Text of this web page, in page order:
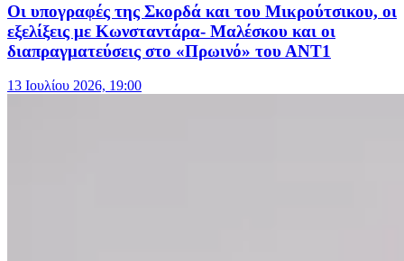
Οι υπογραφές της Σκορδά και του Μικρούτσικου, οι
εξελίξεις με Κωνσταντάρα- Μαλέσκου και οι
διαπραγματεύσεις στο «Πρωινό» του ΑΝΤ1
13 Ιουλίου 2026, 19:00